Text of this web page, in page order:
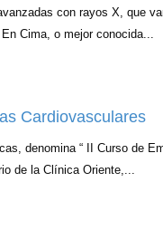
con rayos X, que
Cima, o mejor conocida...
Cardiovasculares
denomina “ II Curso de
de la Clínica Oriente,...